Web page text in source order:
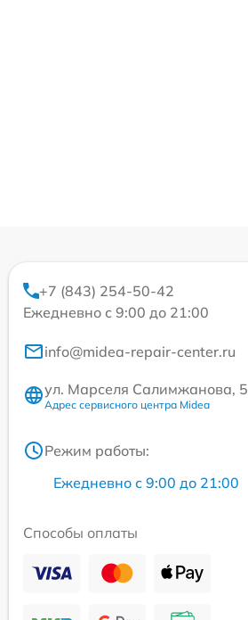
+7 (843) 254-50-42
Ежедневно с 9:00 до 21:00
info@midea-repair-center.ru
ул. Марселя Салимжанова, 5
Адрес сервисного центра Midea
Режим работы:
Ежедневно с 9:00 до 21:00
Способы оплаты